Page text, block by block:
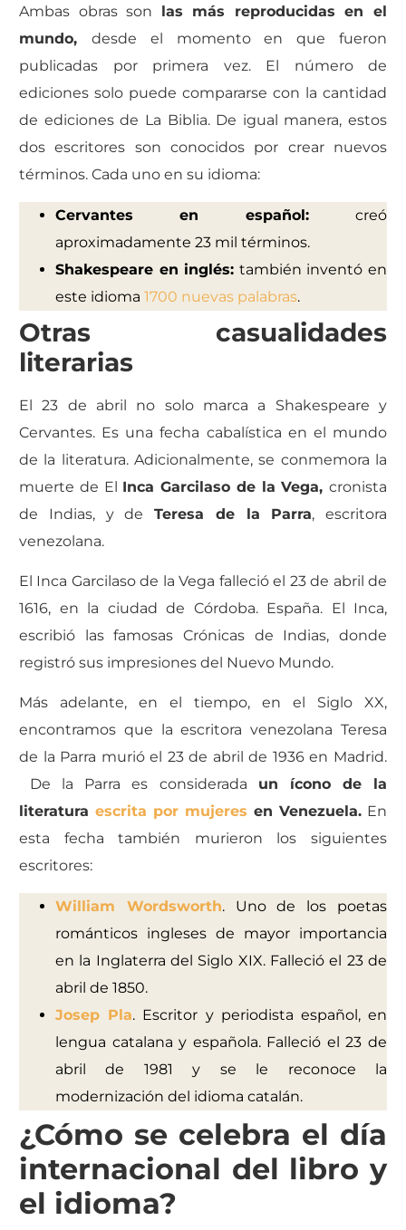
Ambas obras son
las más reproducidas en el
mundo, desde el momento en que fueron
publicadas por primera vez. El número de
ediciones solo puede compararse con la cantidad
de ediciones de La Biblia. De igual manera, estos
dos escritores son conocidos por crear nuevos
términos. Cada uno en su idioma:
Cervantes en español: creó
aproximadamente 23 mil términos.
Shakespeare en inglés: también inventó en
este idioma 1700 nuevas palabras.
Otras casualidades
literarias
El 23 de abril no solo marca a Shakespeare y
Cervantes. Es una fecha cabalística en el mundo
de la literatura. Adicionalmente, se conmemora la
muerte de El Inca Garcilaso de la Vega, cronista
de Indias, y de Teresa de la Parra, escritora
venezolana.
El Inca Garcilaso de la Vega falleció el 23 de abril de
1616, en la ciudad de Córdoba. España. El Inca,
escribió las famosas Crónicas de Indias, donde
registró sus impresiones del Nuevo Mundo.
Más adelante, en el tiempo, en el Siglo XX,
encontramos que la escritora venezolana Teresa
de la Parra murió el 23 de abril de 1936 en Madrid.
De la Parra es considerada un ícono de la
literatura escrita por mujeres en Venezuela. En
esta fecha también murieron los siguientes
escritores:
William Wordsworth. Uno de los poetas
románticos ingleses de mayor importancia
en la Inglaterra del Siglo XIX. Falleció el 23 de
abril de 1850.
Josep Pla. Escritor y periodista español, en
lengua catalana y española. Falleció el 23 de
abril de 1981 y se le reconoce la
modernización del idioma catalán.
¿Cómo se celebra el día
internacional del libro y
el idioma?